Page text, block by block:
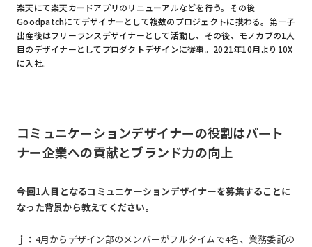
楽天にて楽天カードアプリのリニューアルなどを行う。その後
Goodpatchにてデザイナーとして複数のプロジェクトに携わる。第一子
出産後はフリーランスデザイナーとして活動し、その後、モノカブの1人
目のデザイナーとしてプロダクトデザインに従事。2021年10月より10X
に入社。
コミュニケーションデザイナーの役割はパート
ナー企業への貢献とブランド力の向上
――今回1人目となるコミュニケーションデザイナーを募集することに
なった背景から教えてください。
ｊ： 4月からデザイン部のメンバーがフルタイムで4名、業務委託の